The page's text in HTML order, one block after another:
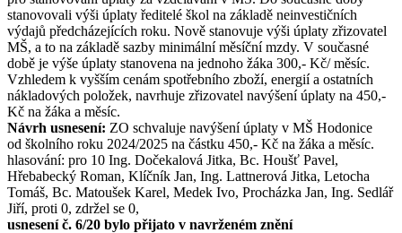
stanovovali výši úplaty ředitelé škol na základě neinvestičních
výdajů předcházejících roku. Nově stanovuje výši úplaty zřizovatel
MŠ, a to na základě sazby minimální měsíční mzdy. V současné
době je výše úplaty stanovena na jednoho žáka 300,- Kč/ měsíc.
Vzhledem k vyšším cenám spotřebního zboží, energií a ostatních
nákladových položek, navrhuje zřizovatel navýšení úplaty na 450,-
Kč na žáka a měsíc.
Návrh usnesení: ZO schvaluje navýšení úplaty v MŠ Hodonice
od školního roku 2024/2025 na částku 450,- Kč na žáka a měsíc.
hlasování: pro 10 Ing. Dočekalová Jitka, Bc. Houšť Pavel,
Hřebabecký Roman, Klíčník Jan, Ing. Lattnerová Jitka, Letocha
Tomáš, Bc. Matoušek Karel, Medek Ivo, Procházka Jan, Ing. Sedlář
Jiří, proti 0, zdržel se 0,
usnesení č. 6/20 bylo přijato v navrženém znění